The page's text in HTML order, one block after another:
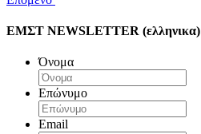
ΕΜΣΤ NEWSLETTER (ελληνικα)
Όνομα
Επώνυμο
Email